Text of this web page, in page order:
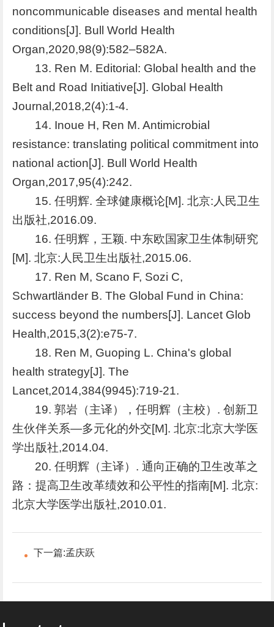
noncommunicable diseases and mental health
conditions[J]. Bull World Health
Organ,2020,98(9):582–582A.
13. Ren M. Editorial: Global health and the
Belt and Road Initiative[J]. Global Health
Journal,2018,2(4):1-4.
14. Inoue H, Ren M. Antimicrobial
resistance: translating political commitment into
national action[J]. Bull World Health
Organ,2017,95(4):242.
15. 任明辉. 全球健康概论[M]. 北京:人民卫生
出版社,2016.09.
16. 任明辉，王颖. 中东欧国家卫生体制研究
[M]. 北京:人民卫生出版社,2015.06.
17. Ren M, Scano F, Sozi C,
Schwartländer B. The Global Fund in China:
success beyond the numbers[J]. Lancet Glob
Health,2015,3(2):e75-7.
18. Ren M, Guoping L. China's global
health strategy[J]. The
Lancet,2014,384(9945):719-21.
19. 郭岩（主译），任明辉（主校）. 创新卫
生伙伴关系—多元化的外交[M]. 北京:北京大学医
学出版社,2014.04.
20. 任明辉（主译）. 通向正确的卫生改革之
路：提高卫生改革绩效和公平性的指南[M]. 北京:
北京大学医学出版社,2010.01.
下一篇:孟庆跃